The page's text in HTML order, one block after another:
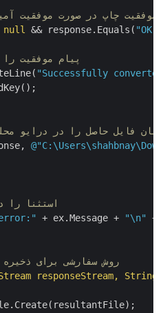
موفقیت چاپ در صورت موفقیت
null && response.Equals(
// پیام موفقیت را
"Successfully
فایل حاصل را در درایو
// استثنا را
"error:" + ex.Message + "\n"
// روش سفارشی برای
(Stream responseStream,